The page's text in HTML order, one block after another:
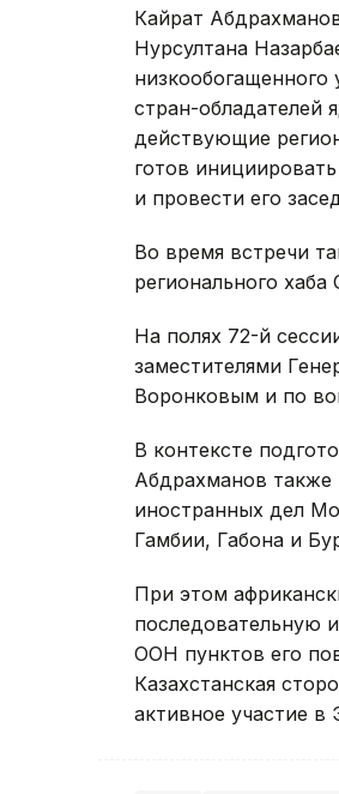
Кайрат
Нурсултана
стран-обладателей
действующие
готов
и провести его
Во время встречи
регионального
На полях 72-й
заместителями
Воронковым и по
В контексте
Абдрахманов также
иностранных дел
Гамбии, Габона и
При этом
последовательную
ООН пунктов его
Казахстанская
активное участие